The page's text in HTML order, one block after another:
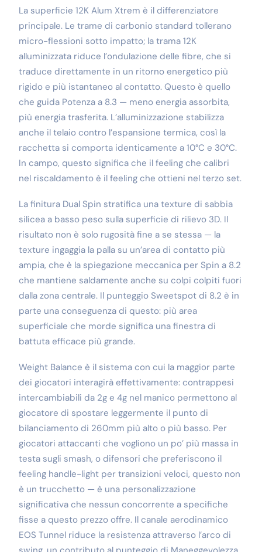
La superficie 12K Alum Xtrem è il differenziatore
principale. Le trame di carbonio standard tollerano
micro-flessioni sotto impatto; la trama 12K
alluminizzata riduce l’ondulazione delle fibre, che si
traduce direttamente in un ritorno energetico più
rigido e più istantaneo al contatto. Questo è quello
che guida Potenza a 8.3 — meno energia assorbita,
più energia trasferita. L’alluminizzazione stabilizza
anche il telaio contro l’espansione termica, così la
racchetta si comporta identicamente a 10°C e 30°C.
In campo, questo significa che il feeling che calibri
nel riscaldamento è il feeling che ottieni nel terzo set.
La finitura Dual Spin stratifica una texture di sabbia
silicea a basso peso sulla superficie di rilievo 3D. Il
risultato non è solo rugosità fine a se stessa — la
texture ingaggia la palla su un’area di contatto più
ampia, che è la spiegazione meccanica per Spin a 8.2
che mantiene saldamente anche su colpi colpiti fuori
dalla zona centrale. Il punteggio Sweetspot di 8.2 è in
parte una conseguenza di questo: più area
superficiale che morde significa una finestra di
battuta efficace più grande.
Weight Balance è il sistema con cui la maggior parte
dei giocatori interagirà effettivamente: contrappesi
intercambiabili da 2g e 4g nel manico permettono al
giocatore di spostare leggermente il punto di
bilanciamento di 260mm più alto o più basso. Per
giocatori attaccanti che vogliono un po’ più massa in
testa sugli smash, o difensori che preferiscono il
feeling handle-light per transizioni veloci, questo non
è un trucchetto — è una personalizzazione
significativa che nessun concorrente a specifiche
fisse a questo prezzo offre. Il canale aerodinamico
EOS Tunnel riduce la resistenza attraverso l’arco di